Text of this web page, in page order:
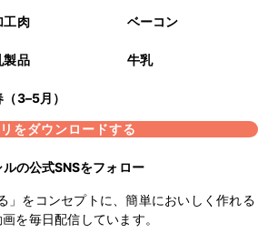
工肉 ベーコン
製品 牛乳
（3–5月）
をダウンロードする
ルの公式SNSをフォロー
」をコンセプトに、簡単においしく作れる
を毎日配信しています。